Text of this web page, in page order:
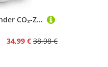
SodaTASTE CO₂-Zylinder CO₂-Zylinder Quick-Zylinder 2er-Pack - kaufen, 2x Quick CO2-Zylinder, biogenes CO2, bis 120L, Quick-Connect
34,99 € 38,98 €